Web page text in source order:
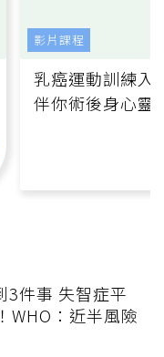
乳癌運動訓練入
伴你術後身心靈
影片課程
3件事 失智症平
WHO：近半風險